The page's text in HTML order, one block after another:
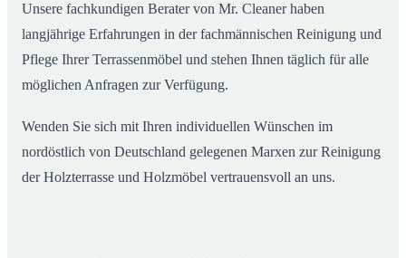
Unsere fachkundigen Berater von Mr. Cleaner haben
langjährige Erfahrungen in der fachmännischen Reinigung und
Pflege Ihrer Terrassenmöbel und stehen Ihnen täglich für alle
möglichen Anfragen zur Verfügung.
Wenden Sie sich mit Ihren individuellen Wünschen im
nordöstlich von Deutschland gelegenen Marxen zur Reinigung
der Holzterrasse und Holzmöbel vertrauensvoll an uns.